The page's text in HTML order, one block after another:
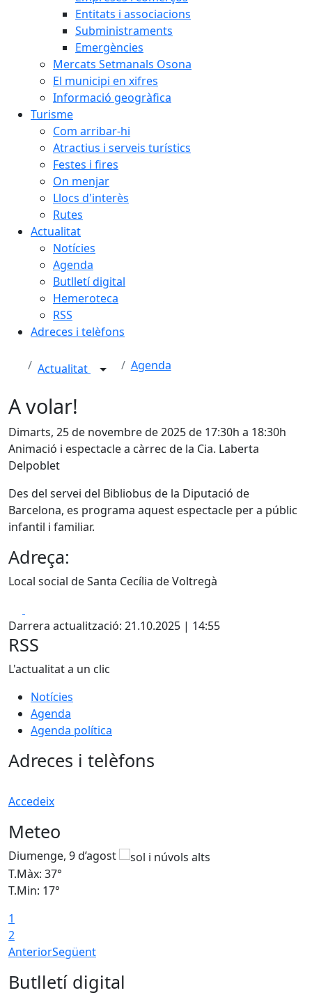
Entitats i associacions
Subministraments
Emergències
Mercats Setmanals Osona
El municipi en xifres
Informació geogràfica
Turisme
Com arribar-hi
Atractius i serveis turístics
Festes i fires
On menjar
Llocs d'interès
Rutes
Actualitat
Notícies
Agenda
Butlletí digital
Hemeroteca
RSS
Adreces i telèfons
Actualitat Agenda
A volar!
Dimarts, 25 de novembre de 2025 de 17:30h a 18:30h
Animació i espectacle a càrrec de la Cia. Laberta
Delpoblet
Des del servei del Bibliobus de la Diputació de
Barcelona, es programa aquest espectacle per a públic
infantil i familiar.
Adreça:
Local social de Santa Cecília de Voltregà
Darrera actualització: 21.10.2025 | 14:55
RSS
L'actualitat a un clic
Notícies
Agenda
Agenda política
Adreces i telèfons
Accedeix
Meteo
Diumenge, 9 d’agost
T.Màx: 37°
T.Min: 17°
1
2
AnteriorSegüent
Butlletí digital